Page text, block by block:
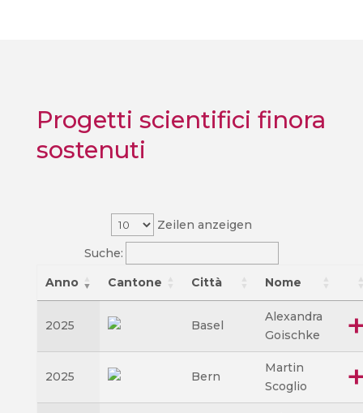
Progetti scientifici finora
sostenuti
Zeilen anzeigen
Suche:
Anno
Cantone Città Nome
2025 Basel
Alexandra
Goischke
2025 Bern
Martin
Scoglio